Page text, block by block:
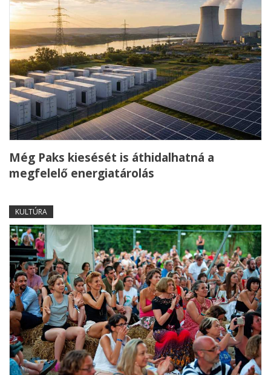
Még Paks kiesését is áthidalhatná a
megfelelő energiatárolás
KULTÚRA